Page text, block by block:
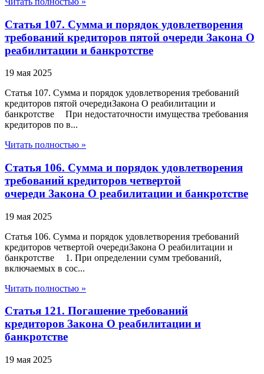
Статья 107. Сумма и порядок удовлетворения
требований кредиторов пятой очереди Закона О
реабилитации и банкротстве
19 мая 2025
Статья 107. Сумма и порядок удовлетворения требований
кредиторов пятой очередиЗакона О реабилитации и
банкротстве При недостаточности имущества требования
кредиторов по в...
Читать полностью »
Статья 106. Сумма и порядок удовлетворения
требований кредиторов четвертой
очереди Закона О реабилитации и банкротстве
19 мая 2025
Статья 106. Сумма и порядок удовлетворения требований
кредиторов четвертой очередиЗакона О реабилитации и
банкротстве 1. При определении сумм требований,
включаемых в сос...
Читать полностью »
Статья 121. Погашение требований
кредиторов Закона О реабилитации и
банкротстве
19 мая 2025